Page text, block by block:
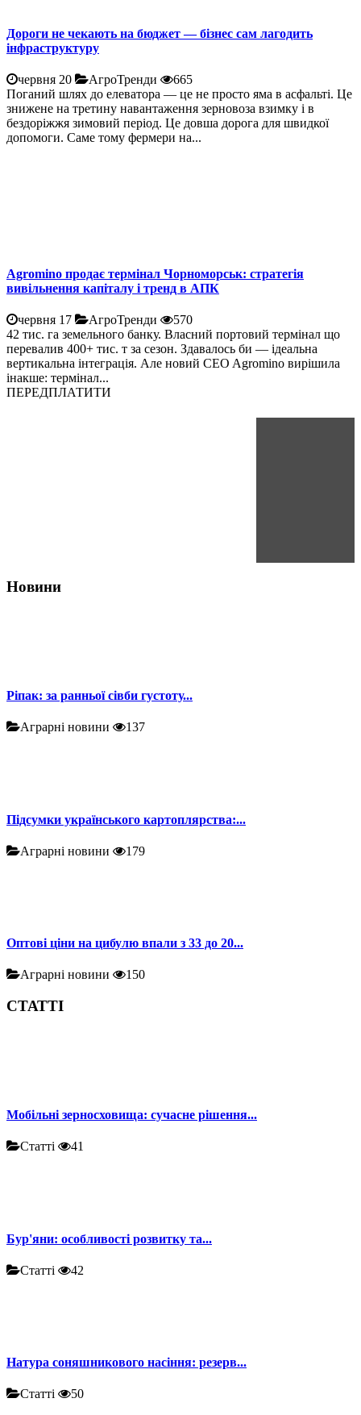
Дороги не чекають на бюджет — бізнес сам лагодить
інфраструктуру
червня 20 АгроТренди
665
Поганий шлях до елеватора — це не просто яма в асфальті. Це
знижене на третину навантаження зерновоза взимку і в
бездоріжжя зимовий період. Це довша дорога для швидкої
допомоги. Саме тому фермери на...
Agromino продає термінал Чорноморськ: стратегія
вивільнення капіталу і тренд в АПК
червня 17 АгроТренди
570
42 тис. га земельного банку. Власний портовий термінал що
перевалив 400+ тис. т за сезон. Здавалось би — ідеальна
вертикальна інтеграція. Але новий CEO Agromino вирішила
інакше: термінал...
ПЕРЕДПЛАТИТИ
Новини
Ріпак: за ранньої сівби густоту...
Аграрні новини 137
Підсумки українського картоплярства:...
Аграрні новини 179
Оптові ціни на цибулю впали з 33 до 20...
Аграрні новини 150
СТАТТІ
Мобільні зерносховища: сучасне рішення...
Статті 41
Бур'яни: особливості розвитку та...
Статті 42
Натура соняшникового насіння: резерв...
Статті 50